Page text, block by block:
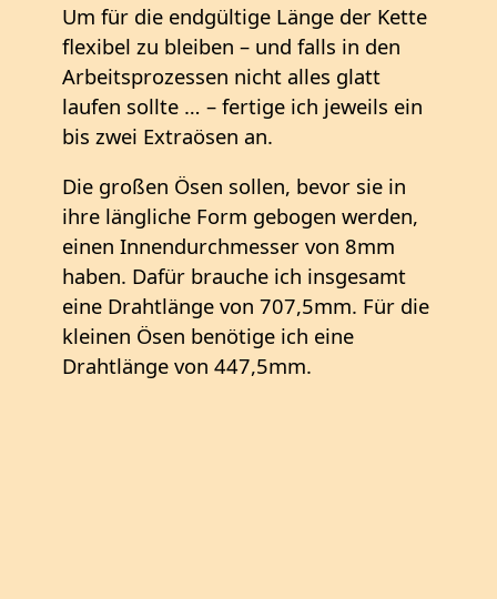
Um für die endgültige Länge der Kette
flexibel zu bleiben – und falls in den
Arbeitsprozessen nicht alles glatt
laufen sollte … – fertige ich jeweils ein
bis zwei Extraösen an.
Die großen Ösen sollen, bevor sie in
ihre längliche Form gebogen werden,
einen Innendurchmesser von 8mm
haben. Dafür brauche ich insgesamt
eine Drahtlänge von 707,5mm. Für die
kleinen Ösen benötige ich eine
Drahtlänge von 447,5mm.